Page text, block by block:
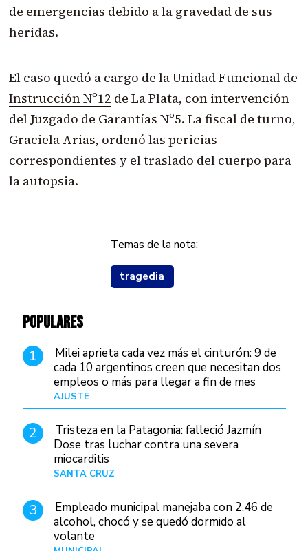
de emergencias debido a la gravedad de sus
heridas.
El caso quedó a cargo de la Unidad Funcional de
Instrucción Nº12 de La Plata, con intervención
del Juzgado de Garantías Nº5. La fiscal de turno,
Graciela Arias, ordenó las pericias
correspondientes y el traslado del cuerpo para
la autopsia.
Temas de la nota:
tragedia
POPULARES
1
Milei aprieta cada vez más el cinturón: 9 de
cada 10 argentinos creen que necesitan dos
empleos o más para llegar a fin de mes
AJUSTE
2
Tristeza en la Patagonia: falleció Jazmín
Dose tras luchar contra una severa
miocarditis
SANTA CRUZ
3
Empleado municipal manejaba con 2,46 de
alcohol, chocó y se quedó dormido al
volante